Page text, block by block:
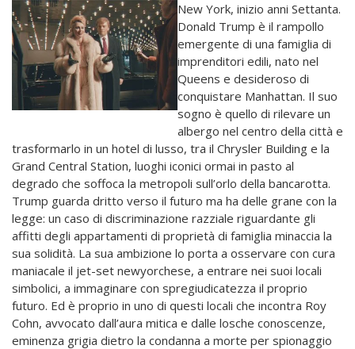
New York, inizio anni Settanta.
Donald Trump è il rampollo
emergente di una famiglia di
imprenditori edili, nato nel
Queens e desideroso di
conquistare Manhattan. Il suo
sogno è quello di rilevare un
albergo nel centro della città e
trasformarlo in un hotel di lusso, tra il Chrysler Building e la
Grand Central Station, luoghi iconici ormai in pasto al
degrado che soffoca la metropoli sull’orlo della bancarotta.
Trump guarda dritto verso il futuro ma ha delle grane con la
legge: un caso di discriminazione razziale riguardante gli
affitti degli appartamenti di proprietà di famiglia minaccia la
sua solidità. La sua ambizione lo porta a osservare con cura
maniacale il jet-set newyorchese, a entrare nei suoi locali
simbolici, a immaginare con spregiudicatezza il proprio
futuro. Ed è proprio in uno di questi locali che incontra Roy
Cohn, avvocato dall’aura mitica e dalle losche conoscenze,
eminenza grigia dietro la condanna a morte per spionaggio